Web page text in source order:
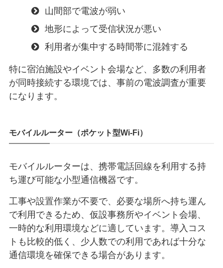
山間部で電波が弱い
地形によって受信状況が悪い
利用者が集中する時間帯に混雑する
特に宿泊施設やイベント会場など、多数の利用者
が同時接続する環境では、事前の電波調査が重要
になります。
モバイルルーター（ポケット型Wi-Fi）
モバイルルーターは、携帯電話回線を利用する持
ち運び可能な小型通信機器です。
工事や設置作業が不要で、必要な場所へ持ち運ん
で利用できるため、仮設事務所やイベント会場、
一時的な利用環境などに適しています。導入コス
トも比較的低く、少人数での利用であれば十分な
通信環境を確保できる場合があります。